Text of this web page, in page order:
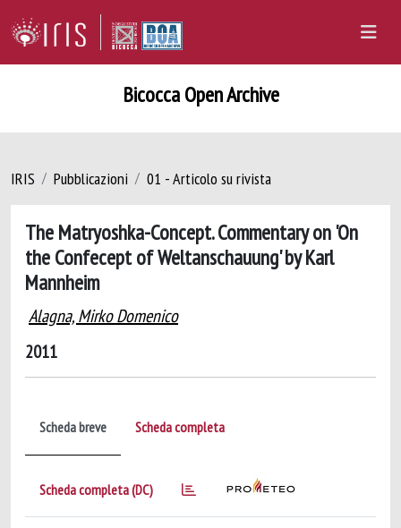
Bicocca Open Archive
IRIS Pubblicazioni 01 - Articolo su rivista
The Matryoshka-Concept. Commentary on 'On
the Confecept of Weltanschauung' by Karl
Mannheim
Alagna, Mirko Domenico
2011
Scheda breve Scheda completa
Scheda completa (DC)